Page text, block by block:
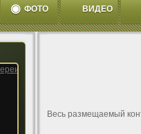
◉ ФОТО ВИДЕО
Весь размещаемый